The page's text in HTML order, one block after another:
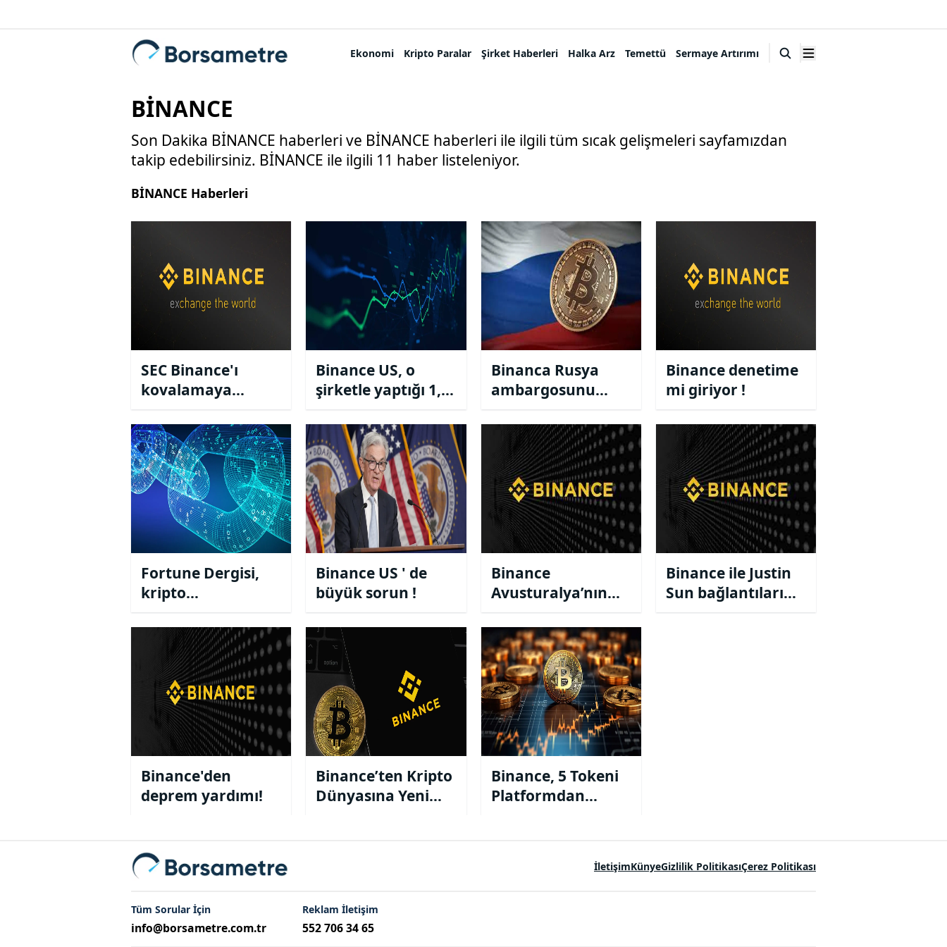
Ekonomi Kripto Paralar Şirket Haberleri Halka Arz Temettü Sermaye Artırımı
BİNANCE
Son Dakika BİNANCE haberleri ve BİNANCE haberleri ile ilgili tüm sıcak gelişmeleri sayfamızdan
takip edebilirsiniz. BİNANCE ile ilgili 11 haber listeleniyor.
BİNANCE Haberleri
SEC Binance'ı
kovalamaya
devam ediyor !!
Binance US, o
şirketle yaptığı 1,3
milyar dolarlık
anlaşmayı geri
çekti !!!
Binanca Rusya
ambargosunu
kaldırdı !
Binance denetime
mi giriyor !
Fortune Dergisi,
kripto
sektöründeki en iyi
40 şirketi açıkladı
Binance US ' de
büyük sorun !
Binance
Avusturalya’nın
türev lisansı iptal
edildi !
Binance ile Justin
Sun bağlantıları
soru işareti
Binance'den
deprem yardımı!
Binance’ten Kripto
Dünyasına Yeni
Binance, 5 Tokeni
Platformdan
İletişimKünyeGizlilik PolitikasıÇerez Politikası
Tüm Sorular İçin
info@borsametre.com.tr
Reklam İletişim
552 706 34 65